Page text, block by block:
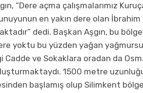
“Dere açma çalışmalarımız
en yakın dere olan İbrahim
dedi. Başkan Aşgın, bu
yoktu bu yüzden yağan
ve Sokaklara oradan da
1500 metre
başlamış olup Silimkent